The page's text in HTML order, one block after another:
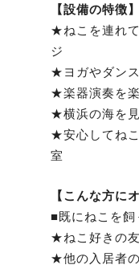
【設備の特徴】
★ねこを連れ
ジ
★ヨガやダン
★楽器演奏を
★横浜の海を
★安心してね
室
【こんな方に
■既にねこを
★ねこ好きの
★他の入居者